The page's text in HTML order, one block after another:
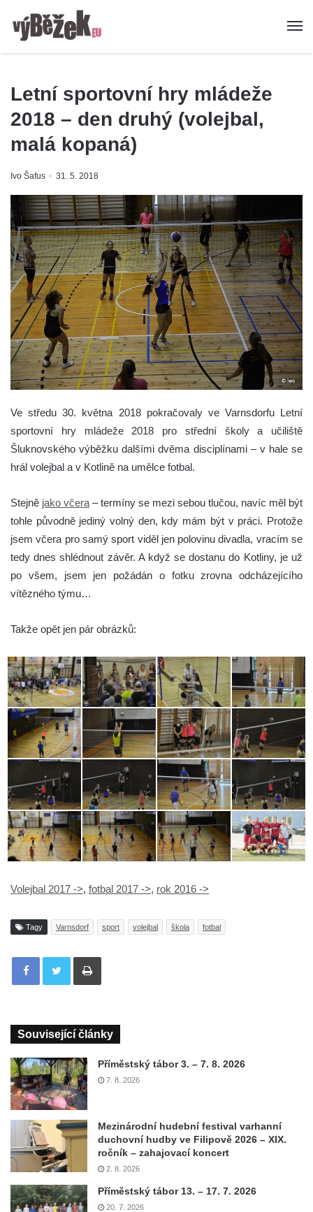
Letní sportovní hry mládeže
2018 – den druhý (volejbal,
malá kopaná)
Ivo Šafus 31. 5. 2018
Ve středu 30. května 2018 pokračovaly ve Varnsdorfu Letní
sportovní hry mládeže 2018 pro střední školy a učiliště
Šluknovského výběžku dalšími dvěma disciplínami – v hale se
hrál volejbal a v Kotlině na umělce fotbal.
Stejně jako včera – termíny se mezi sebou tlučou, navíc měl být
tohle původně jediný volný den, kdy mám být v práci. Protože
jsem včera pro samý sport viděl jen polovinu divadla, vracím se
tedy dnes shlédnout závěr. A když se dostanu do Kotliny, je už
po všem, jsem jen požádán o fotku zrovna odcházejícího
vítězného týmu…
Takže opět jen pár obrázků:
Volejbal 2017 ->, fotbal 2017 ->, rok 2016 ->
Tagy Varnsdorf sport volejbal škola fotbal
Tisknout
Související články
Příměstský tábor 3. – 7. 8. 2026
7. 8. 2026
Mezinárodní hudební festival varhanní
duchovní hudby ve Filipově 2026 – XIX.
ročník – zahajovací koncert
2. 8. 2026
Příměstský tábor 13. – 17. 7. 2026
20. 7. 2026